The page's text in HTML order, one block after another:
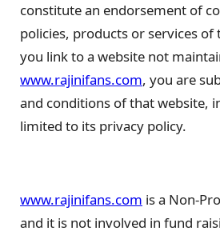
constitute an endorsement of
policies, products or services of
you link to a website not
www.rajinifans.com, you are
and conditions of that website,
limited to its privacy policy.
www.rajinifans.com is a Non-
and it is not involved in fund